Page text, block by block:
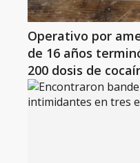
Operativo por
de 16 años
200 dosis de